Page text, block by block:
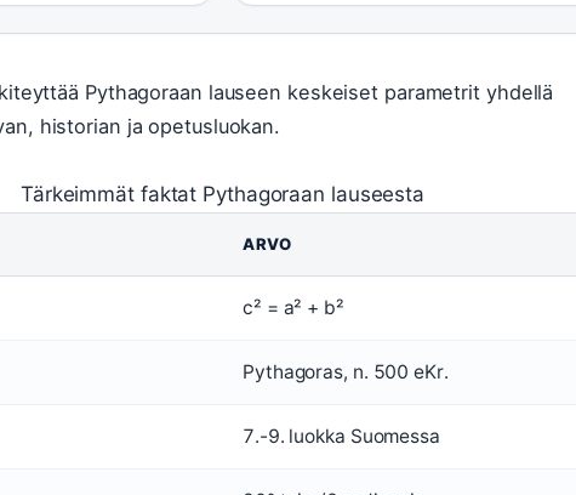
Pythagoraan lauseen keskeiset parametrit yhdellä
historian ja opetusluokan.
Tärkeimmät faktat Pythagoraan lauseesta
ARVO
c² = a² + b²
Pythagoras, n. 500 eKr.
7.-9. luokka Suomessa